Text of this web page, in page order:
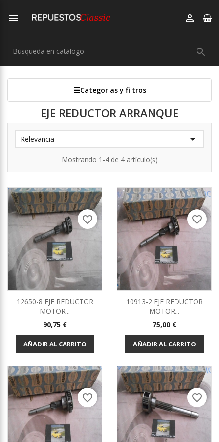
 

Categorias y filtros
EJE REDUCTOR ARRANQUE
Relevancia 
Mostrando 1-4 de 4 artículo(s)
12650-8 EJE REDUCTOR
MOTOR...
Precio
90,75 €
AÑADIR AL CARRITO
favorite_border
10913-2 EJE REDUCTOR
MOTOR...
Precio
75,00 €
AÑADIR AL CARRITO
favorite_border
favorite_border favorite_border